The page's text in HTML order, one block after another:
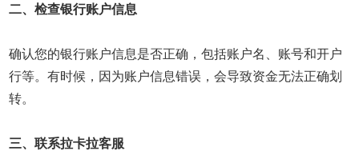
二、检查银行账户信息
确认您的银行账户信息是否正确，包括账户名、账号和开户
行等。有时候，因为账户信息错误，会导致资金无法正确划
转。
三、联系拉卡拉客服